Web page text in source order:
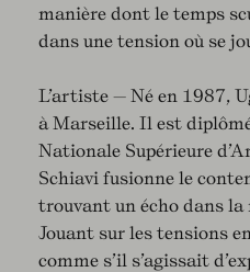
manière dont le temps
dans une tension où se
L’artiste — Né en 1987,
à Marseille. Il est
Nationale Supérieure
Schiavi fusionne le
trouvant un écho dans la
Jouant sur les tensions
comme s’il s’agissait